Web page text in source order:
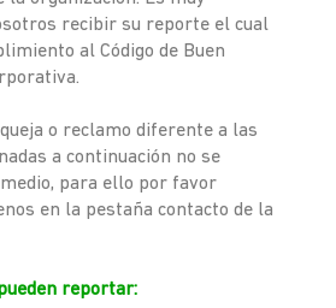
recibir su reporte el cual
al Código de Buen
o reclamo diferente a las
a continuación no se
para ello por favor
en la pestaña contacto de la
reportar: